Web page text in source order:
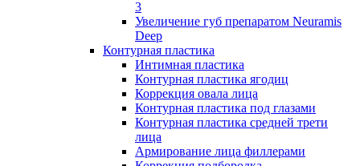
3
Увеличение губ препаратом Neuramis
Deep
Контурная пластика
Интимная пластика
Контурная пластика ягодиц
Коррекция овала лица
Контурная пластика под глазами
Контурная пластика средней трети
лица
Армирование лица филлерами